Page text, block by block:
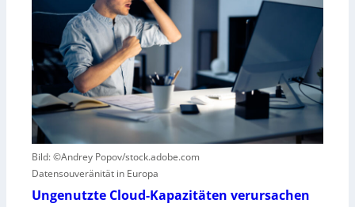
b
o
t
i
k
g
e
r
ü
n
d
u
r
z
e
r
B
l
c
k
a
u
Bild: ©Andrey Popov/stock.adobe.com
Datensouveränität in Europa
Ungenutzte Cloud-Kapazitäten verursachen